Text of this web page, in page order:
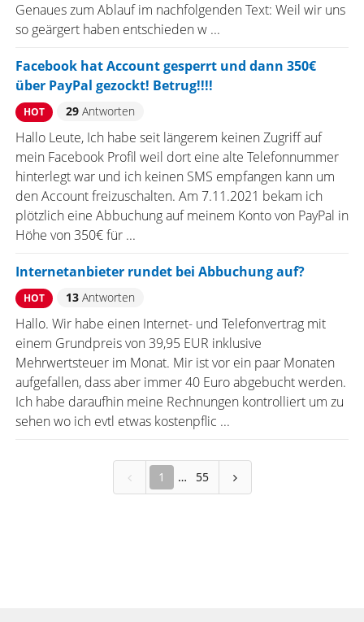
Genaues zum Ablauf im nachfolgenden Text: Weil wir uns
so geärgert haben entschieden w ...
Facebook hat Account gesperrt und dann 350€
über PayPal gezockt! Betrug!!!!
HOT 29Antworten
Hallo Leute, Ich habe seit längerem keinen Zugriff auf
mein Facebook Profil weil dort eine alte Telefonnummer
hinterlegt war und ich keinen SMS empfangen kann um
den Account freizuschalten. Am 7.11.2021 bekam ich
plötzlich eine Abbuchung auf meinem Konto von PayPal in
Höhe von 350€ für ...
Internetanbieter rundet bei Abbuchung auf?
HOT 13Antworten
Hallo. Wir habe einen Internet- und Telefonvertrag mit
einem Grundpreis von 39,95 EUR inklusive
Mehrwertsteuer im Monat. Mir ist vor ein paar Monaten
aufgefallen, dass aber immer 40 Euro abgebucht werden.
Ich habe daraufhin meine Rechnungen kontrolliert um zu
sehen wo ich evtl etwas kostenpflic ...
1 55